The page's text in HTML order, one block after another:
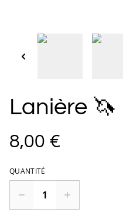
Lanière 🦄
8,00 €
QUANTITÉ